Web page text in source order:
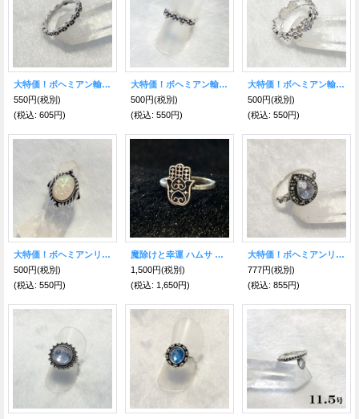
大特価！ボヘミアン輸入リング5
550円(税別)
(税込: 605円)
大特価！ボヘミアン輸入リング2
500円(税別)
(税込: 550円)
大特価！ボヘミアン輸入リング1
500円(税別)
(税込: 550円)
大特価！ボヘミアンリング FFF
500円(税別)
(税込: 550円)
魔除けと幸運 ハムサ お守りリング8号
1,500円(税別)
(税込: 1,650円)
大特価！ボヘミアンリング EEE
777円(税別)
(税込: 855円)